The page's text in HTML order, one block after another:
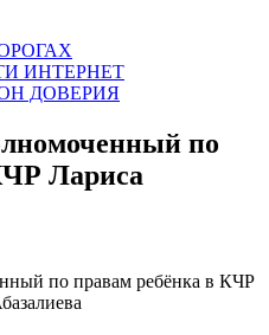
ИНТЕРНЕТ
ДОВЕРИЯ
по
Лариса